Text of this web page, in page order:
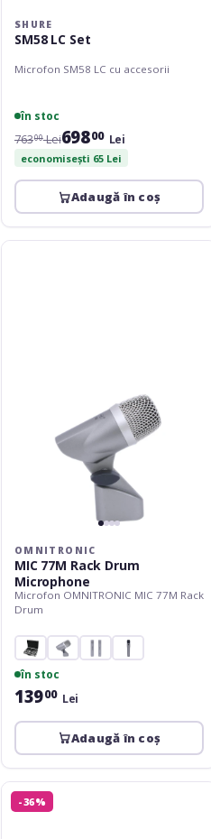
SHURE
SM58 LC Set
Microfon SM58 LC cu accesorii
în stoc
76300Lei69800 Lei
economisești 65 Lei
Adaugă în coș
Omnitronic
OMNITRONIC
MIC 77M Rack Drum
Microphone
Microfon OMNITRONIC MIC 77M Rack
Drum
în stoc
13900 Lei
Adaugă în coș
ROQ
Audio
-36%